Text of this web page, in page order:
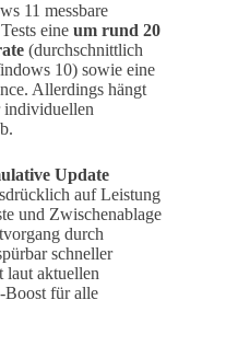
11 messbare
eine um rund 20
(durchschnittlich
10) sowie eine
Allerdings hängt
individuellen
Update
auf Leistung
und Zwischenablage
durch
schneller
laut aktuellen
Boost für alle